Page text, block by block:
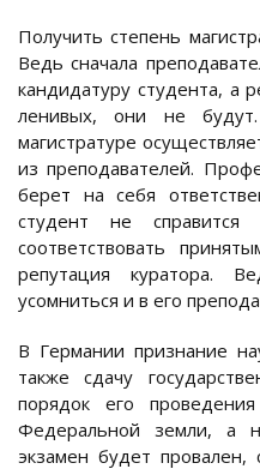
Получить степень
Ведь сначала
кандидатуру студента, а
ленивых, они не
магистратуре
из преподавателей.
берет на себя
студент не
соответствовать
репутация куратора.
усомниться и в его
В Германии признание
также сдачу
порядок его
Федеральной земли, а
экзамен будет провален,